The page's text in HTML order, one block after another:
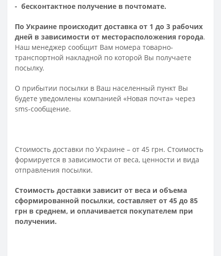
- бесконтактное получение в почтомате.
По Украине происходит доставка от 1 до 3 рабочих
дней в зависимости от месторасположения города.
Наш менеджер сообщит Вам номера товарно-
транспортной накладной по которой Вы получаете
посылку.
О прибытии посылки в Ваш населенный пункт Вы
будете уведомлены компанией «Новая почта» через
sms-сообщение.
Стоимость доставки по Украине – от 45 грн. Стоимость
формируется в зависимости от веса, ценности и вида
отправления посылки.
Стоимость доставки зависит от веса и объема
сформированной посылки, составляет от 45 до 85
грн в среднем, и оплачивается покупателем при
получении.